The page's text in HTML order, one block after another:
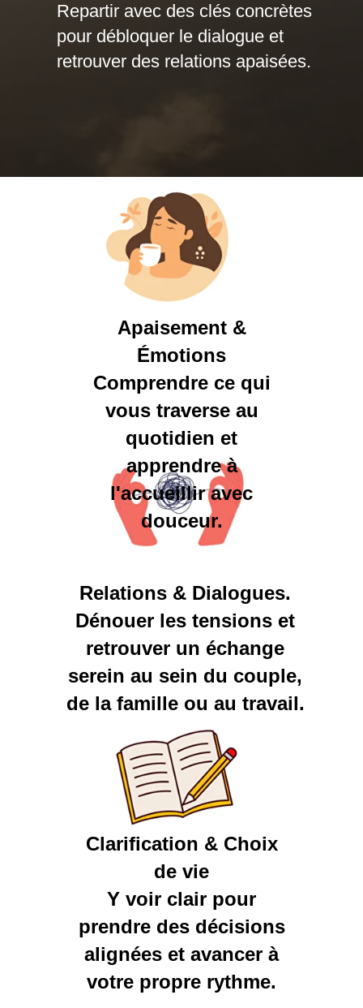
Repartir avec des clés concrètes
pour débloquer le dialogue et
retrouver des relations apaisées.
Relations & Dialogues.
Dénouer les tensions et
retrouver un échange
serein au sein du couple,
de la famille ou au travail.
Clarification & Choix
de vie
Y voir clair pour
prendre des décisions
alignées et avancer à
votre propre rythme.
.
Apaisement &
Émotions
Comprendre ce qui
vous traverse au
quotidien et
apprendre à
l'accueillir avec
douceur.